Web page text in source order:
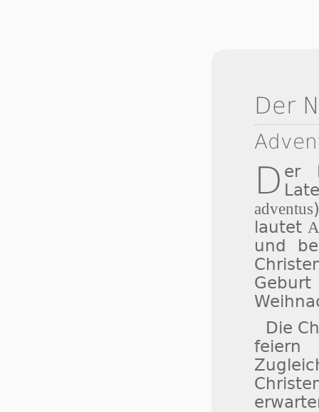
Der
D er
adventus
lautet
und
Die
feiern